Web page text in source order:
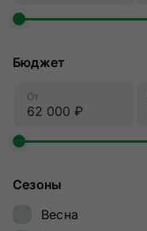
Бюджет
От
Сезоны
Весна